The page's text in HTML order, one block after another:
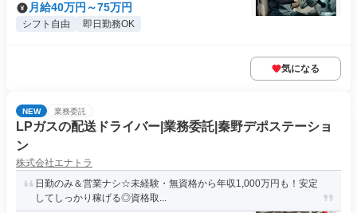
月給40万円～75万円
シフト自由 即日勤務OK
気になる
NEW 業務委託
LPガスの配送ドライバー|業務委託|秦野デポステーショ
ン
株式会社エナトラ
日勤のみ＆営業ナシ☆未経験・無資格から年収1,000万円も！安定
してしっかり稼げる◎資格取...